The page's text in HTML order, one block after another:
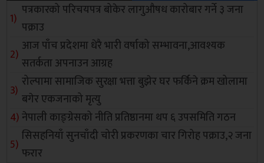
पत्रकारको परिचयपत्र बोकेर लागुऔषध कारोबार गर्ने ३ जना
पक्राउ
आज पाँच प्रदेशमा धेरै भारी वर्षाको सम्भावना,आवश्यक
सतर्कता अपनाउन आग्रह
रोल्पामा सामाजिक सुरक्षा भत्ता बुझेर घर फर्किने क्रम खोलामा
बगेर एकजनाको मृत्यु
नेपाली काङ्ग्रेसको नीति प्रतिष्ठानमा थप ६ उपसमिति गठन
सिसहनियाँ सुनचाँदी चोरी प्रकरणका चार गिरोह पक्राउ,२ जना
फरार